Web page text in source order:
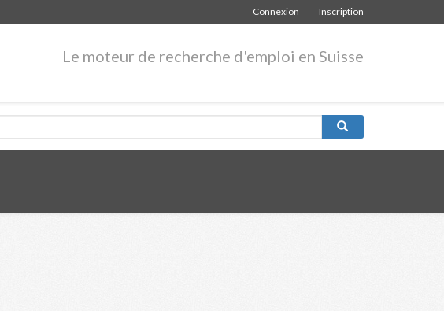
Inscription
Connexion
Le moteur de recherche d'emploi en Suisse